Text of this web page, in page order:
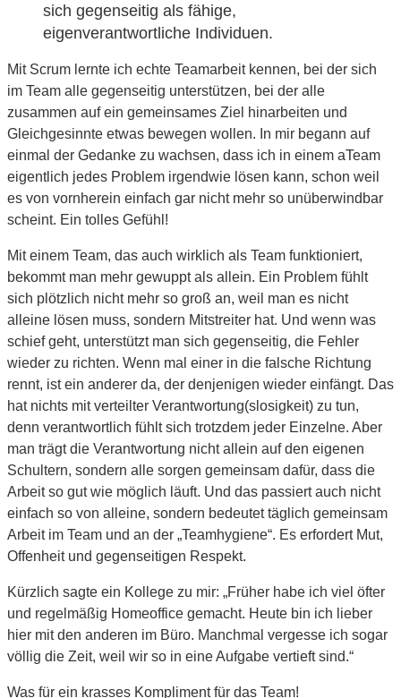
sich gegenseitig als fähige,
eigenverantwortliche Individuen.
Mit Scrum lernte ich echte Teamarbeit kennen, bei der sich
im Team alle gegenseitig unterstützen, bei der alle
zusammen auf ein gemeinsames Ziel hinarbeiten und
Gleichgesinnte etwas bewegen wollen. In mir begann auf
einmal der Gedanke zu wachsen, dass ich in einem aTeam
eigentlich jedes Problem irgendwie lösen kann, schon weil
es von vornherein einfach gar nicht mehr so unüberwindbar
scheint. Ein tolles Gefühl!
Mit einem Team, das auch wirklich als Team funktioniert,
bekommt man mehr gewuppt als allein. Ein Problem fühlt
sich plötzlich nicht mehr so groß an, weil man es nicht
alleine lösen muss, sondern Mitstreiter hat. Und wenn was
schief geht, unterstützt man sich gegenseitig, die Fehler
wieder zu richten. Wenn mal einer in die falsche Richtung
rennt, ist ein anderer da, der denjenigen wieder einfängt. Das
hat nichts mit verteilter Verantwortung(slosigkeit) zu tun,
denn verantwortlich fühlt sich trotzdem jeder Einzelne. Aber
man trägt die Verantwortung nicht allein auf den eigenen
Schultern, sondern alle sorgen gemeinsam dafür, dass die
Arbeit so gut wie möglich läuft. Und das passiert auch nicht
einfach so von alleine, sondern bedeutet täglich gemeinsam
Arbeit im Team und an der „Teamhygiene“. Es erfordert Mut,
Offenheit und gegenseitigen Respekt.
Kürzlich sagte ein Kollege zu mir: „Früher habe ich viel öfter
und regelmäßig Homeoffice gemacht. Heute bin ich lieber
hier mit den anderen im Büro. Manchmal vergesse ich sogar
völlig die Zeit, weil wir so in eine Aufgabe vertieft sind.“
Was für ein krasses Kompliment für das Team!